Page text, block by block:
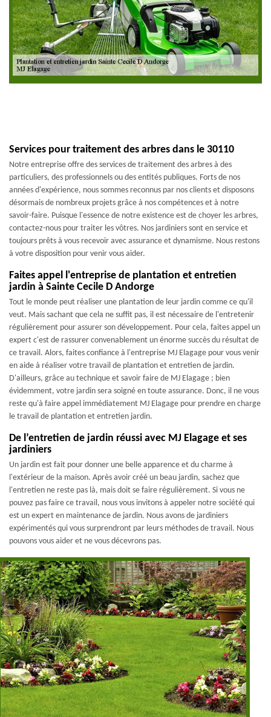
Services pour traitement des arbres dans le 30110
Notre entreprise offre des services de traitement des arbres à des
particuliers, des professionnels ou des entités publiques. Forts de nos
années d'expérience, nous sommes reconnus par nos clients et disposons
désormais de nombreux projets grâce à nos compétences et à notre
savoir-faire. Puisque l'essence de notre existence est de choyer les arbres,
contactez-nous pour traiter les vôtres. Nos jardiniers sont en service et
toujours prêts à vous recevoir avec assurance et dynamisme. Nous restons
à votre disposition pour venir vous aider.
Faites appel l'entreprise de plantation et entretien
jardin à Sainte Cecile D Andorge
Tout le monde peut réaliser une plantation de leur jardin comme ce qu'il
veut. Mais sachant que cela ne suffit pas, il est nécessaire de l'entretenir
régulièrement pour assurer son développement. Pour cela, faites appel un
expert c'est de rassurer convenablement un énorme succès du résultat de
ce travail. Alors, faites confiance à l'entreprise MJ Elagage pour vous venir
en aide à réaliser votre travail de plantation et entretien de jardin.
D'ailleurs, grâce au technique et savoir faire de MJ Elagage ; bien
évidemment, votre jardin sera soigné en toute assurance. Donc, il ne vous
reste qu'à faire appel immédiatement MJ Elagage pour prendre en charge
le travail de plantation et entretien jardin.
De l’entretien de jardin réussi avec MJ Elagage et ses
jardiniers
Un jardin est fait pour donner une belle apparence et du charme à
l'extérieur de la maison. Après avoir créé un beau jardin, sachez que
l'entretien ne reste pas là, mais doit se faire régulièrement. Si vous ne
pouvez pas faire ce travail, nous vous invitons à appeler notre société qui
est un expert en maintenance de jardin. Nous avons de jardiniers
expérimentés qui vous surprendront par leurs méthodes de travail. Nous
pouvons vous aider et ne vous décevrons pas.